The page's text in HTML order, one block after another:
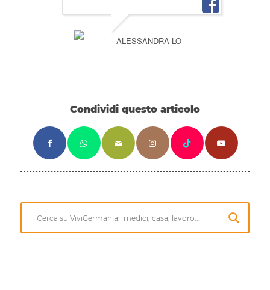
ALESSANDRA LO
Condividi questo articolo